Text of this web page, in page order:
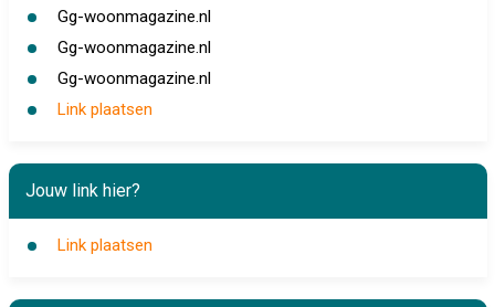
Gg-woonmagazine.nl
Gg-woonmagazine.nl
Gg-woonmagazine.nl
Link plaatsen
Jouw link hier?
Link plaatsen